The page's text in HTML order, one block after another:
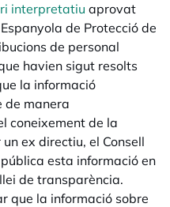
interpretatiu aprovat
de Protecció de
de personal
havien sigut resolts
la informació
de manera
coneixement de la
ex directiu, el Consell
esta informació en
de transparència.
que la informació sobre